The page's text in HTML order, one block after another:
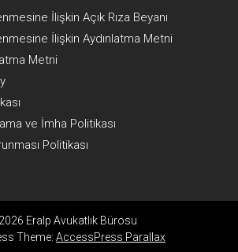
İlişkin Açık Rıza Beyanı
İlişkin Aydınlatma Metni
Metni
ve İmha Politikası
Politikası
Eralp Avukatlık Bürosu
Theme: AccessPress Parallax